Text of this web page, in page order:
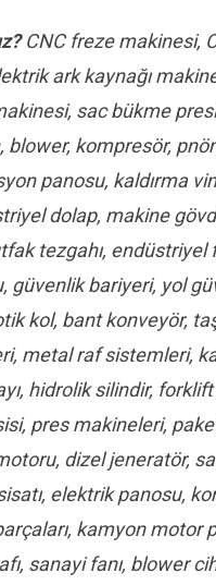
CNC freze makinesi,
ark kaynağı
sac bükme
blower, kompresör,
panosu, kaldırma
dolap, makine
tezgahı, endüstriyel
güvenlik bariyeri, yol
kol, bant konveyör,
metal raf sistemleri,
hidrolik silindir,
pres makineleri,
dizel jeneratör,
elektrik panosu,
kamyon motor
sanayi fanı, blower